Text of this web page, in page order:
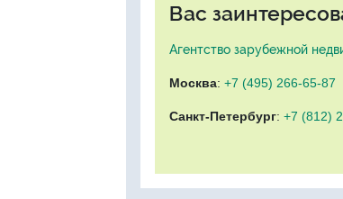
Вас
Агентство зарубежной
Москва: +7 (495) 266-65-87
Санкт-Петербург: +7 (812)